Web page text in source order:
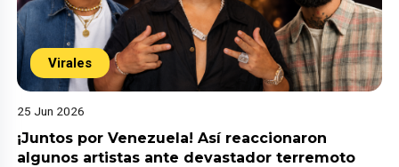
Virales
25 Jun 2026
¡Juntos por Venezuela! Así reaccionaron
algunos artistas ante devastador terremoto